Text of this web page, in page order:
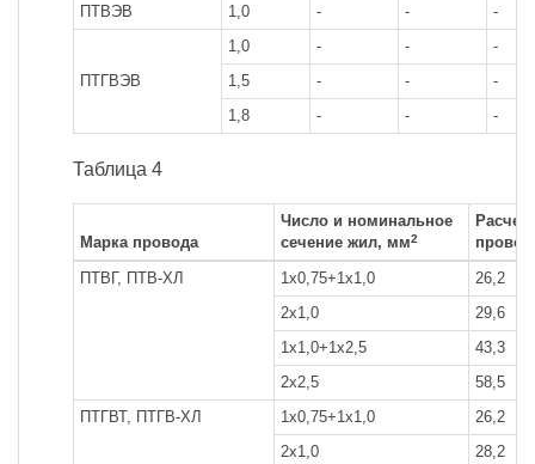
ПТВЭВ
1,0 - - -
ПТГВЭВ
1,0 - -
-
1,5
- -
-
1,8
- - -
Таблица 4
Марка провода
Число и номинальное
сечение жил, мм2
ПТВГ, ПТВ-ХЛ
1x0,75+1x1,0
26,2
2x1,0
29,6
1x1,0+1x2,5
43,3
2x2,5
58,5
ПТГВТ, ПТГВ-ХЛ
1x0,75+1x1,0
26,2
2x1,0
28,2